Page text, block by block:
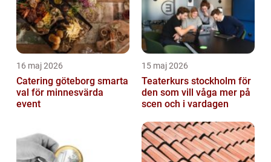
16 maj 2026
Catering göteborg smarta
val för minnesvärda
event
15 maj 2026
Teaterkurs stockholm för
den som vill våga mer på
scen och i vardagen